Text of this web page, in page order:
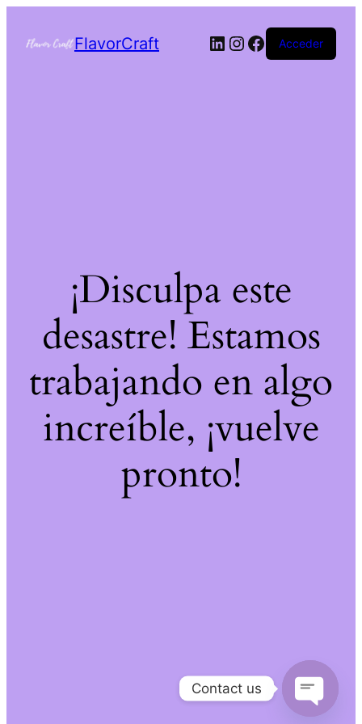
FlavorCraft Acceder
¡Disculpa este
desastre! Estamos
trabajando en algo
increíble, ¡vuelve
pronto!
Contact us